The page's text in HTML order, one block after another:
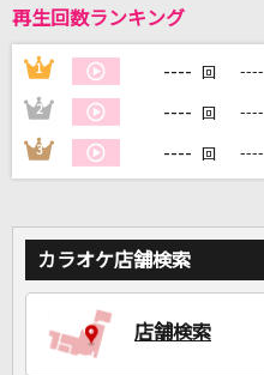
再生回数ランキング
1 ---- 回 ----
2 ---- 回 ----
3 ---- 回 ----
カラオケ店舗検索
店舗検索